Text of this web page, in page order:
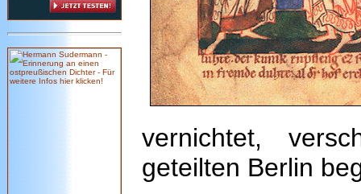
vernichtet,
geteilten Berlin